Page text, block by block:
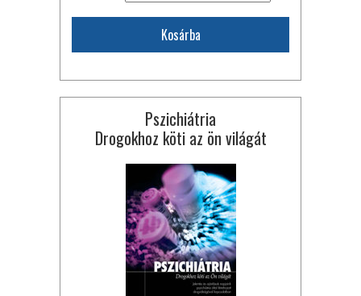
Kosárba
Pszichiátria
Drogokhoz köti az ön világát